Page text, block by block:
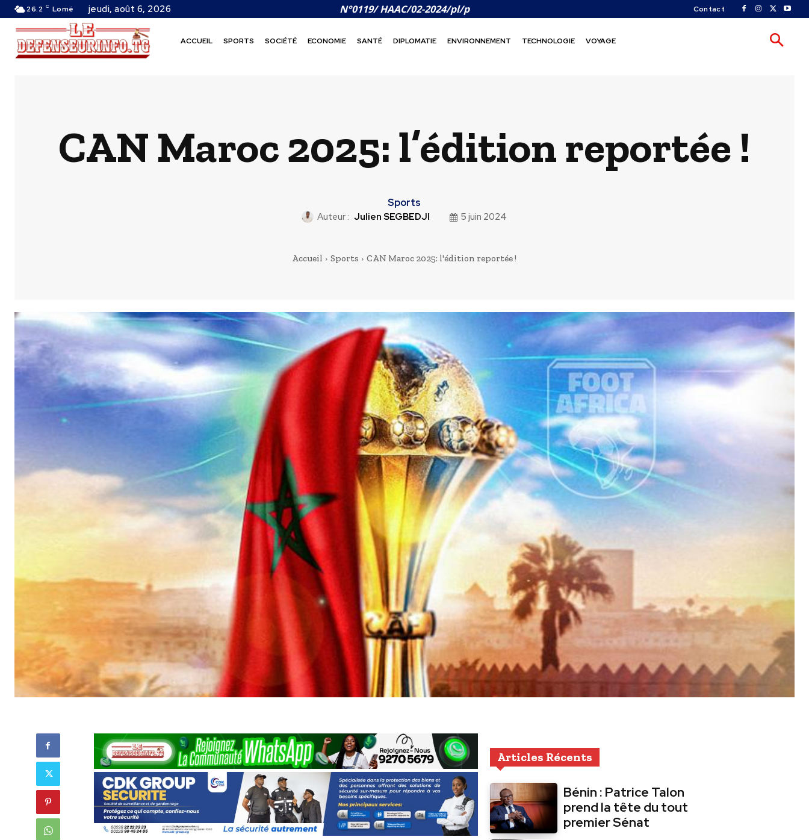
26.2 C Lomé jeudi, août 6, 2026 N°0119/ HAAC/02-2024/pl/p Contact
ACCUEIL SPORTS SOCIÉTÉ ECONOMIE SANTÉ DIPLOMATIE ENVIRONNEMENT TECHNOLOGIE VOYAGE
CAN Maroc 2025: l’édition reportée !
Sports
Auteur : Julien SEGBEDJI 5 juin 2024
Accueil Sports CAN Maroc 2025: l'édition reportée !
Articles Récents
Bénin : Patrice Talon
prend la tête du tout
premier Sénat